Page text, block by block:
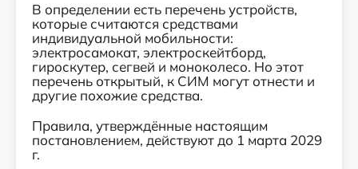
В определении есть перечень устройств,
которые считаются средствами
индивидуальной мобильности:
электросамокат, электроскейтборд,
гироскутер, сегвей и моноколесо. Но этот
перечень открытый, к СИМ могут отнести и
другие похожие средства.
Правила, утверждённые настоящим
постановлением, действуют до 1 марта 2029
г.